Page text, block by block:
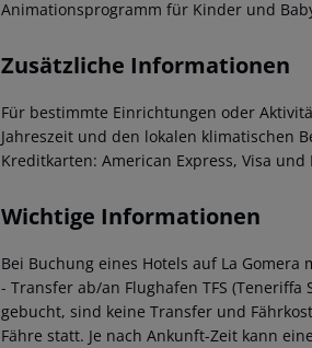
Animationsprogramm für Kinder und
Zusätzliche Informationen
Für bestimmte Einrichtungen oder
Jahreszeit und den lokalen klimatischen
Kreditkarten: American Express, Visa und
Wichtige Informationen
Bei Buchung eines Hotels auf La
- Transfer ab/an Flughafen TFS
gebucht, sind keine Transfer und
Fähre statt. Je nach Ankunft-Zeit kann